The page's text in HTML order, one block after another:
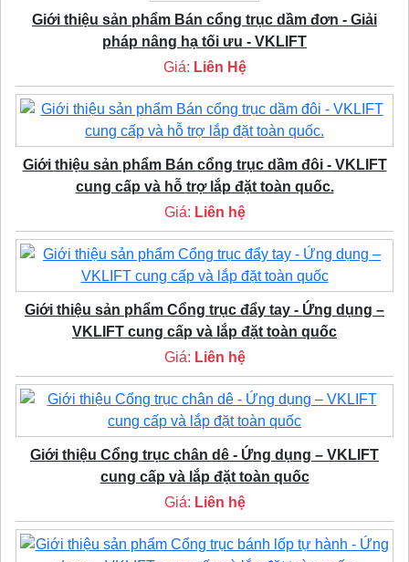
Giới thiệu sản phẩm Bán cổng trục dầm đơn - Giải
pháp nâng hạ tối ưu - VKLIFT
Giá: Liên Hệ
Giới thiệu sản phẩm Bán cổng trục dầm đôi - VKLIFT
cung cấp và hỗ trợ lắp đặt toàn quốc.
Giá: Liên hệ
Giới thiệu sản phẩm Cổng trục đẩy tay - Ứng dụng –
VKLIFT cung cấp và lắp đặt toàn quốc
Giá: Liên hệ
Giới thiệu Cổng trục chân dê - Ứng dụng – VKLIFT
cung cấp và lắp đặt toàn quốc
Giá: Liên hệ